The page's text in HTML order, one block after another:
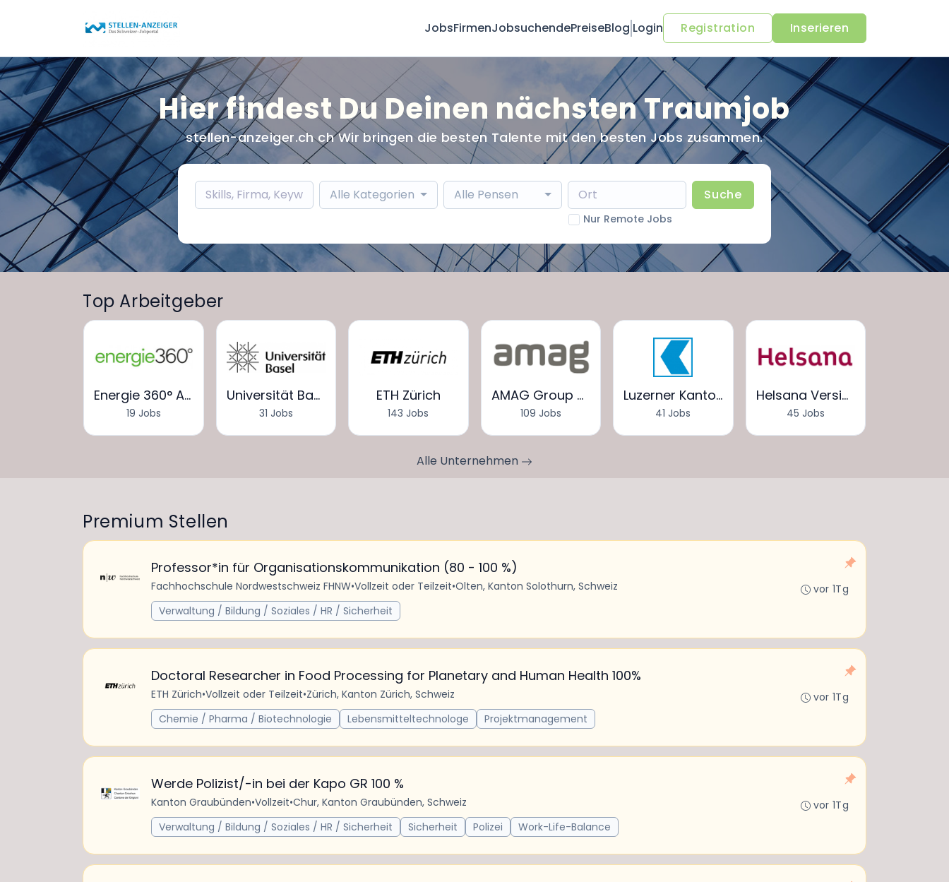
JobsFirmenJobsuchendePreiseBlog Login Registration Inserieren
Hier findest Du Deinen nächsten Traumjob
stellen-anzeiger.ch ch Wir bringen die besten Talente mit den besten Jobs zusammen.
Alle Kategorien Alle Pensen
Nur Remote Jobs
Suche
Top Arbeitgeber
Energie 360° AG
19 Jobs
Universität Basel
31 Jobs
ETH Zürich
143 Jobs
AMAG Group AG
109 Jobs
Luzerner Kantonalbank
41 Jobs
Helsana Versicherungen AG
45 Jobs
Alle Unternehmen
Premium Stellen
Professor*in für Organisationskommunikation (80 - 100 %)
Fachhochschule Nordwestschweiz FHNW•Vollzeit oder Teilzeit•Olten, Kanton Solothurn, Schweiz
Verwaltung / Bildung / Soziales / HR / Sicherheit
vor 1Tg
Doctoral Researcher in Food Processing for Planetary and Human Health 100%
ETH Zürich•Vollzeit oder Teilzeit•Zürich, Kanton Zürich, Schweiz
Chemie / Pharma / Biotechnologie
Lebensmitteltechnologe Projektmanagement
vor 1Tg
Werde Polizist/-in bei der Kapo GR 100 %
Kanton Graubünden•Vollzeit•Chur, Kanton Graubünden, Schweiz
Verwaltung / Bildung / Soziales / HR / Sicherheit
Sicherheit Polizei Work-Life-Balance
vor 1Tg